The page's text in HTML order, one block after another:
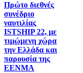
Πρώτο διεθνές
συνέδριο
ναυτιλίας
ISTSHIP 22, με
τιμώμενη χώρα
την Ελλάδα και
παρουσία της
ΕΕΝΜΑ